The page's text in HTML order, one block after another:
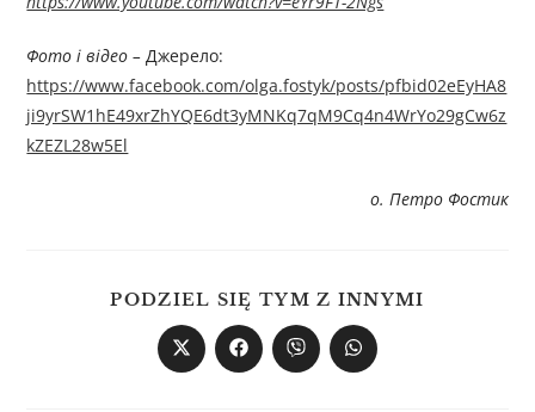
Фото і відео –Джерелo:
https://www.facebook.com/olga.fostyk/posts/pfbid02eEyHA8
ji9yrSW1hE49xrZhYQE6dt3yMNKq7qM9Cq4n4WrYo29gCw6z
kZEZL28w5El
о. Петро Фостик
PODZIEL SIĘ TYM Z INNYMI